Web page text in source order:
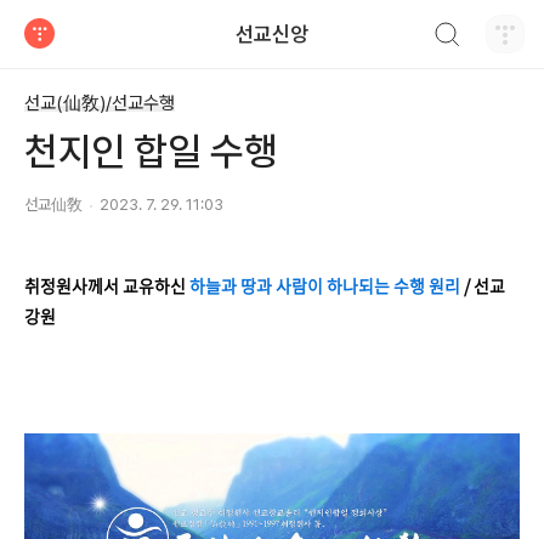
선교신앙
선교(仙敎)/선교수행
천지인 합일 수행
선교仙敎 2023. 7. 29. 11:03
취정원사께서 교유하신 하늘과 땅과 사람이 하나되는 수행 원리 / 선교
강원